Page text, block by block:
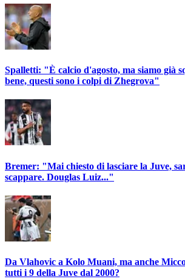
Spalletti: "È calcio d'agosto, ma siamo già
bene, questi sono i colpi di Zhegrova"
Bremer: "Mai chiesto di lasciare la Juve,
scappare. Douglas Luiz..."
Da Vlahovic a Kolo Muani, ma anche
tutti i 9 della Juve dal 2000?